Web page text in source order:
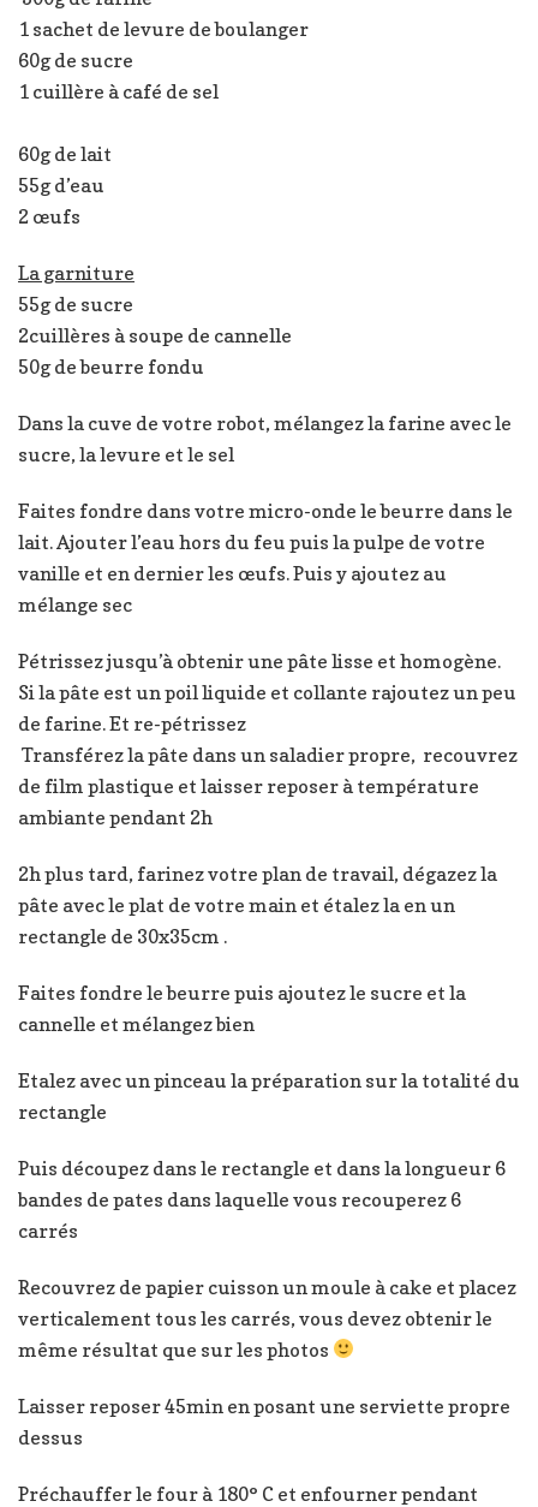
1 sachet de levure de boulanger
60g de sucre
1 cuillère à café de sel
60g de lait
55g d’eau
2 œufs
La garniture
55g de sucre
2cuillères à soupe de cannelle
50g de beurre fondu
Dans la cuve de votre robot, mélangez la farine avec le
sucre, la levure et le sel
Faites fondre dans votre micro-onde le beurre dans le
lait. Ajouter l’eau hors du feu puis la pulpe de votre
vanille et en dernier les œufs. Puis y ajoutez au
mélange sec
Pétrissez jusqu’à obtenir une pâte lisse et homogène.
Si la pâte est un poil liquide et collante rajoutez un peu
de farine. Et re-pétrissez
Transférez la pâte dans un saladier propre, recouvrez
de film plastique et laisser reposer à température
ambiante pendant 2h
2h plus tard, farinez votre plan de travail, dégazez la
pâte avec le plat de votre main et étalez la en un
rectangle de 30x35cm .
Faites fondre le beurre puis ajoutez le sucre et la
cannelle et mélangez bien
Etalez avec un pinceau la préparation sur la totalité du
rectangle
Puis découpez dans le rectangle et dans la longueur 6
bandes de pates dans laquelle vous recouperez 6
carrés
Recouvrez de papier cuisson un moule à cake et placez
verticalement tous les carrés, vous devez obtenir le
même résultat que sur les photos
Laisser reposer 45min en posant une serviette propre
dessus
Préchauffer le four à 180° C et enfourner pendant